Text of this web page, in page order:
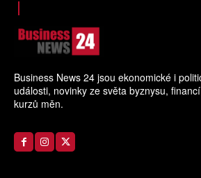
Business News 24 jsou ekonomické i
události, novinky ze světa byznysu,
kurzů měn.